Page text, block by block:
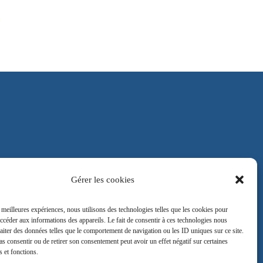
Gérer les cookies
expériences, nous utilisons des technologies telles que les cookies pour
aux informations des appareils. Le fait de consentir à ces technologies nous
des données telles que le comportement de navigation ou les ID uniques sur ce site.
consentir ou de retirer son consentement peut avoir un effet négatif sur certaines
et fonctions.